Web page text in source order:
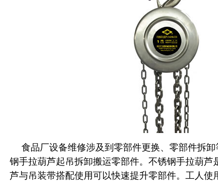
食品厂设备维修涉及到零部件更换、零部件拆
钢手拉葫芦起吊拆卸搬运零部件。不锈钢手拉葫芦
芦与吊装带搭配使用可以快速提升零部件。工人使